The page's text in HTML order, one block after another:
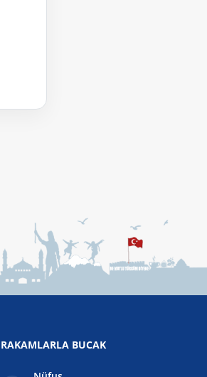
RAKAMLARLA BUCAK